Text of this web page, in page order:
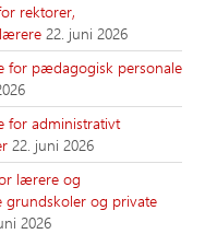
rektorer,
22. juni 2026
for pædagogisk personale
for administrativt
22. juni 2026
lærere og
grundskoler og private
2026